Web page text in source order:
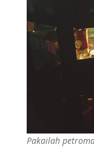
Pakailah